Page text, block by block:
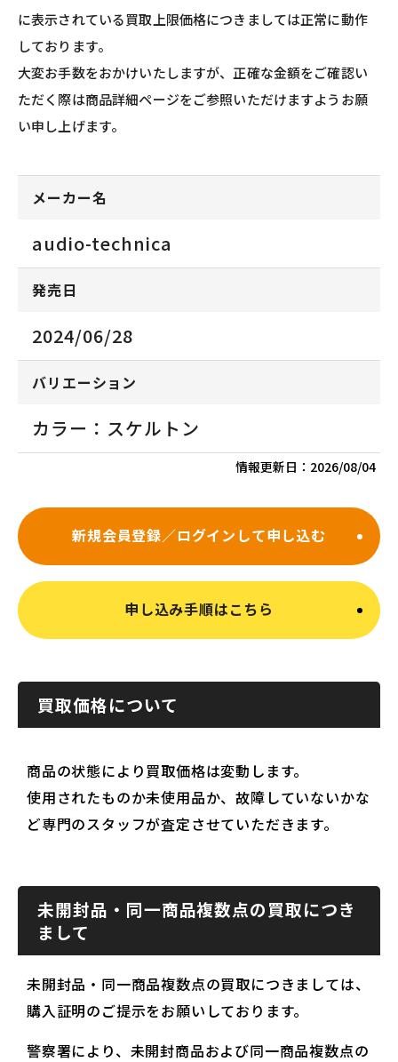
に表示されている買取上限価格につきましては正常に動作
しております。
大変お手数をおかけいたしますが、正確な金額をご確認い
ただく際は商品詳細ページをご参照いただけますようお願
い申し上げます。
メーカー名
audio-technica
発売日
2024/06/28
バリエーション
カラー：スケルトン
情報更新日： 2026/08/04
新規会員登録／ログインして申し込む
申し込み手順はこちら
買取価格について
商品の状態により買取価格は変動します。
使用されたものか未使用品か、故障していないかな
ど専門のスタッフが査定させていただきます。
未開封品・同一商品複数点の買取につき
まして
未開封品・同一商品複数点の買取につきましては、
購入証明のご提示をお願いしております。
警察署により、未開封商品および同一商品複数点の